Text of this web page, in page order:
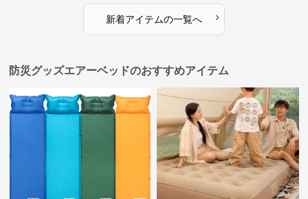
新着アイテムの一覧へ ›
防災グッズエアーベッドのおすすめアイテム